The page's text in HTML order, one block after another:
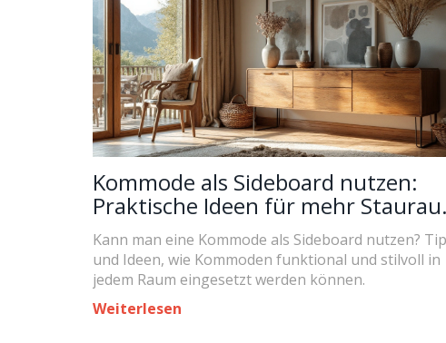
Kommode als Sideboard nutzen:
Praktische Ideen für mehr
und Stil
Kann man eine Kommode als Sideboard nutzen?
und Ideen, wie Kommoden funktional und stilvoll in
jedem Raum eingesetzt werden können.
Weiterlesen